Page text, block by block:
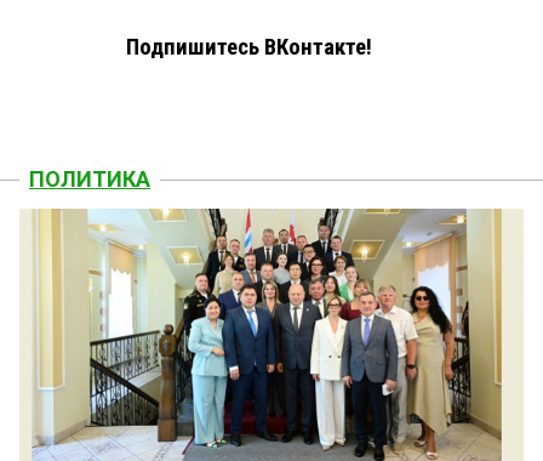
Подпишитесь ВКонтакте!
ПОЛИТИКА